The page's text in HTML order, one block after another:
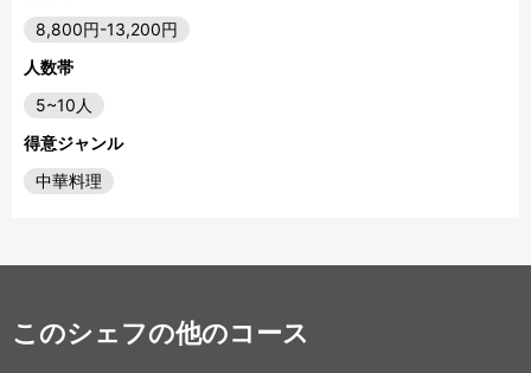
8,800円-13,200円
人数帯
5~10人
得意ジャンル
中華料理
このシェフの他のコース